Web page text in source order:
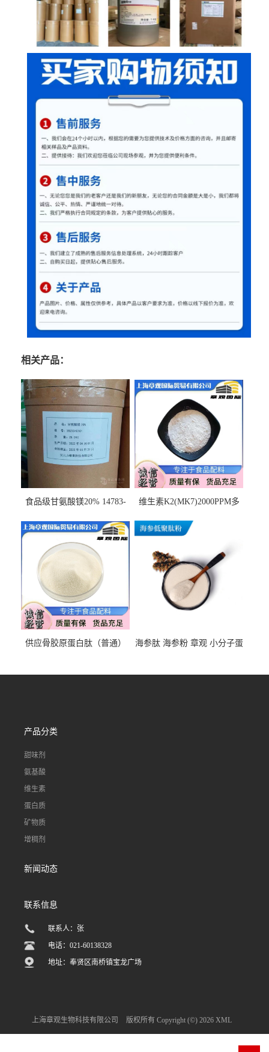
相关产品：
食品级甘氨酸镁20% 14783-
饮料 20%
维生素K2(MK7)2000PPM多
应
供应骨胶原蛋白肽（普通）
海参肽 海参粉 章观 小分子蛋
产品分类
甜味剂
氨基酸
维生素
蛋白质
矿物质
增稠剂
新闻动态
联系信息
联系人：张
电话：021-60138328
地址：奉贤区南桥镇宝龙广场
上海章观生物科技有限公司 版权所有 Copyright (©) 2026 XML